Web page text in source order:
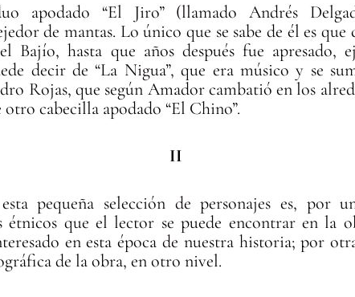
apodado “El Jiro” (llamado Andrés
de mantas. Lo único que se sabe de él es
Bajío, hasta que años después fue apresado,
decir de “La Nigua”, que era músico y se
Rojas, que según Amador cambatió en los
cabecilla apodado “El Chino”.
II
pequeña selección de personajes es, por
étnicos que el lector se puede encontrar en la
en esta época de nuestra historia; por
de la obra, en otro nivel.